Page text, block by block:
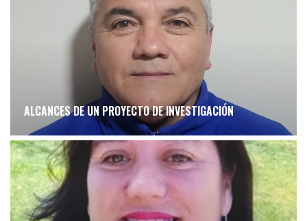
ALCANCES DE UN PROYECTO DE INVESTIGACIÓN